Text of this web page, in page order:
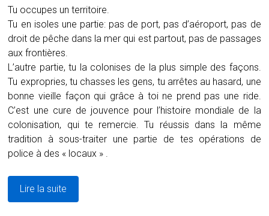
Tu occupes un territoire.
Tu en isoles une partie: pas de port, pas d’aéroport, pas de
droit de pêche dans la mer qui est partout, pas de passages
aux frontières.
L’autre partie, tu la colonises de la plus simple des façons.
Tu expropries, tu chasses les gens, tu arrêtes au hasard, une
bonne vieille façon qui grâce à toi ne prend pas une ride.
C’est une cure de jouvence pour l’histoire mondiale de la
colonisation, qui te remercie. Tu réussis dans la même
tradition à sous-traiter une partie de tes opérations de
police à des « locaux » .
Lire la suite